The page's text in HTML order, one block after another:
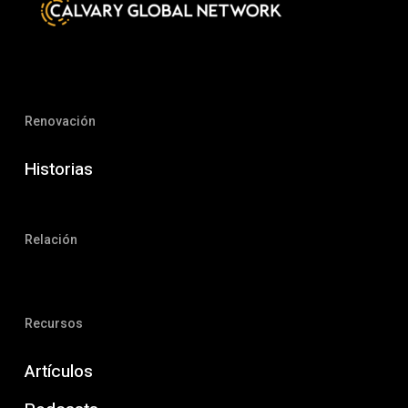
Renovación
Historias
Relación
Recursos
Artículos